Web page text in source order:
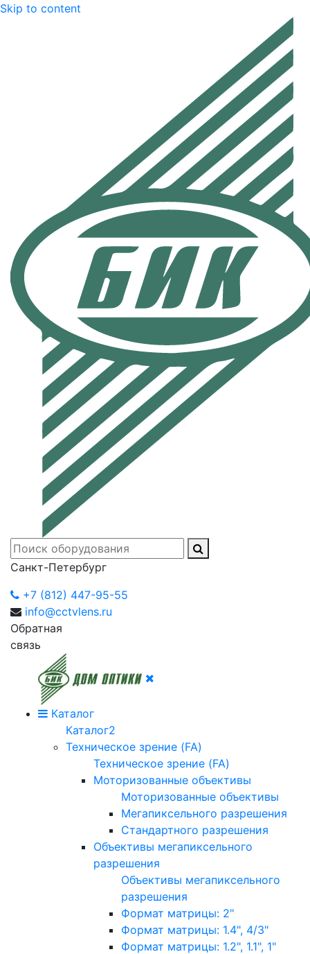
Skip to content
Санкт-Петербург
+7 (812) 447-95-55
info@cctvlens.ru
Обратная
связь
Каталог
Каталог2
Техническое зрение (FA)
Техническое зрение (FA)
Моторизованные объективы
Моторизованные объективы
Мегапиксельного разрешения
Стандартного разрешения
Объективы мегапиксельного
разрешения
Объективы мегапиксельного
разрешения
Формат матрицы: 2"
Формат матрицы: 1.4", 4/3"
Формат матрицы: 1.2", 1.1", 1"